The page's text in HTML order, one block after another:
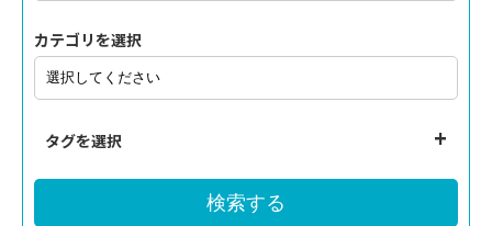
カテゴリを選択
タグを選択
検索する